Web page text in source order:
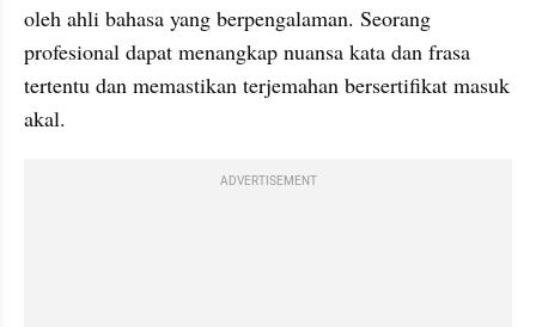
oleh ahli bahasa yang berpengalaman. Seorang
profesional dapat menangkap nuansa kata dan frasa
tertentu dan memastikan terjemahan bersertifikat masuk
akal.
ADVERTISEMENT